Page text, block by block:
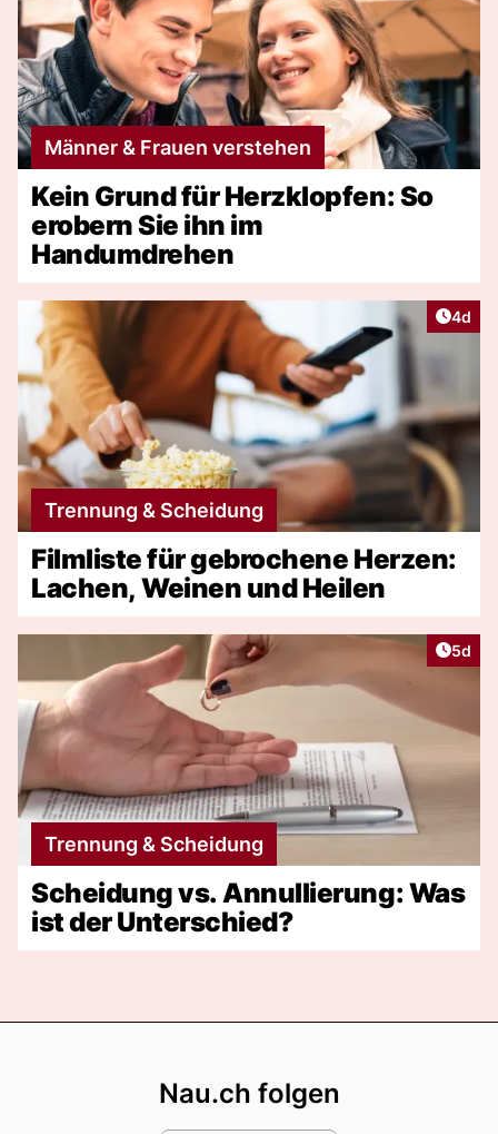
Männer & Frauen verstehen
Kein Grund für Herzklopfen: So
erobern Sie ihn im
Handumdrehen
4d
Trennung & Scheidung
Filmliste für gebrochene Herzen:
Lachen, Weinen und Heilen
5d
Trennung & Scheidung
Scheidung vs. Annullierung: Was
ist der Unterschied?
Nau.ch folgen